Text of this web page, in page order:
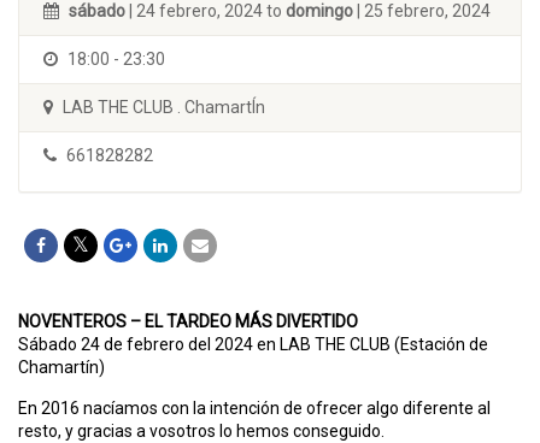
sábado | 24 febrero, 2024 to domingo | 25 febrero, 2024
18:00 - 23:30
LAB THE CLUB . ChamartÍn
661828282
NOVENTEROS – EL TARDEO MÁS DIVERTIDO
Sábado 24 de febrero del 2024 en LAB THE CLUB (Estación de
Chamartín)
En 2016 nacíamos con la intención de ofrecer algo diferente al
resto, y gracias a vosotros lo hemos conseguido.